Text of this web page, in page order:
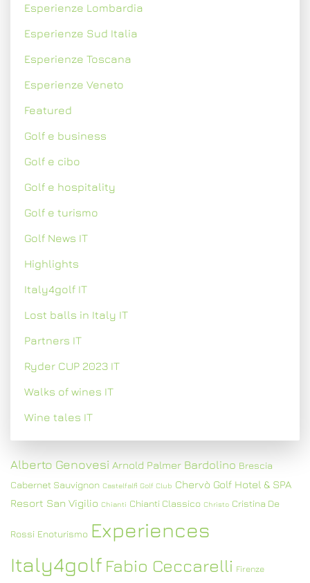
Esperienze Lombardia
Esperienze Sud Italia
Esperienze Toscana
Esperienze Veneto
Featured
Golf e business
Golf e cibo
Golf e hospitality
Golf e turismo
Golf News IT
Highlights
Italy4golf IT
Lost balls in Italy IT
Partners IT
Ryder CUP 2023 IT
Walks of wines IT
Wine tales IT
Alberto Genovesi Arnold Palmer Bardolino Brescia
Cabernet Sauvignon Castelfalfi Golf Club Chervò Golf Hotel & SPA
Resort San Vigilio Chianti Chianti Classico Christo Cristina De
Rossi Enoturismo Experiences
Italy4golf Fabio Ceccarelli Firenze